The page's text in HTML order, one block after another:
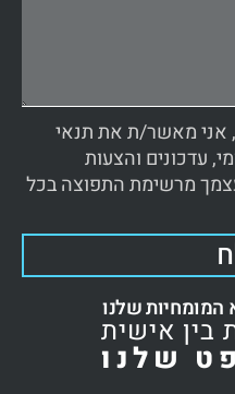
אני מאשר/ת את תנאי
עדכונים והצעות
מרשימת התפוצה בכל
המומחיות שלנו
אישית
שלנו